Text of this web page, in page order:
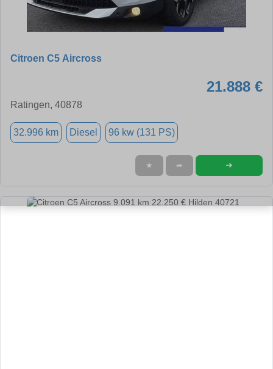
Citroen C5 Aircross
21.888 €
Ratingen, 40878
32.996 km Diesel 96 kw (131 PS)
★ ➦ ➜